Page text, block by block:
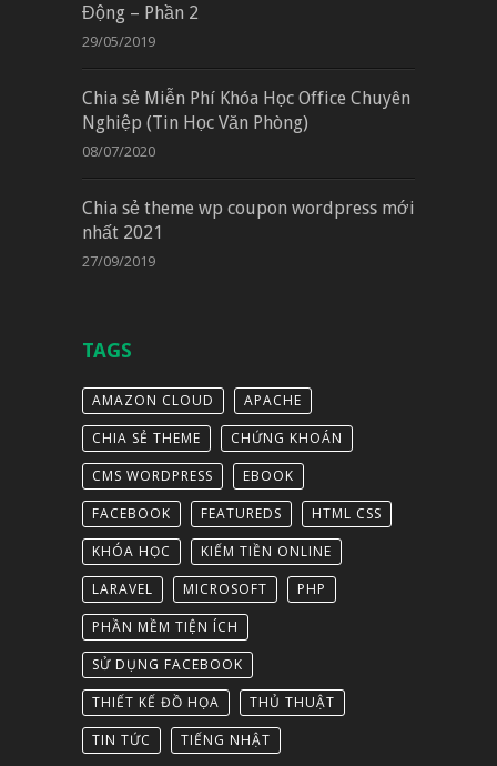
Động – Phần 2
29/05/2019
Chia sẻ Miễn Phí Khóa Học Office Chuyên
Nghiệp (Tin Học Văn Phòng)
08/07/2020
Chia sẻ theme wp coupon wordpress mới
nhất 2021
27/09/2019
TAGS
AMAZON CLOUD
APACHE
CHIA SẺ THEME
CHỨNG KHOÁN
CMS WORDPRESS
EBOOK
FACEBOOK
FEATUREDS
HTML CSS
KHÓA HỌC
KIẾM TIỀN ONLINE
LARAVEL
MICROSOFT
PHP
PHẦN MỀM TIỆN ÍCH
SỬ DỤNG FACEBOOK
THIẾT KẾ ĐỒ HỌA
THỦ THUẬT
TIN TỨC
TIẾNG NHẬT